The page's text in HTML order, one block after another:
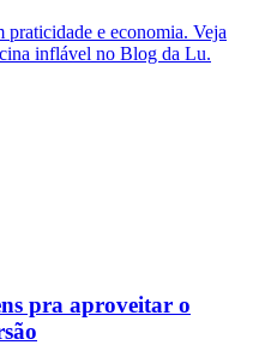
praticidade e economia. Veja
inflável no Blog da Lu.
pra aproveitar o